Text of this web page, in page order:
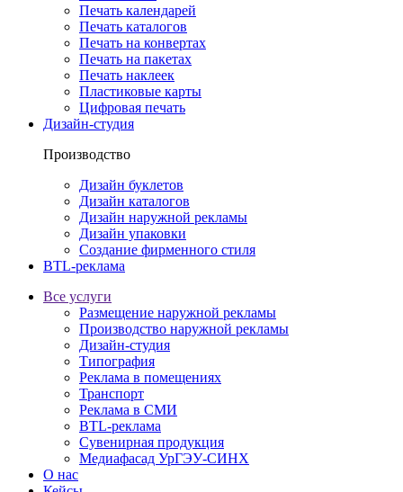
Печать календарей
Печать каталогов
Печать на конвертах
Печать на пакетах
Печать наклеек
Пластиковые карты
Цифровая печать
Дизайн-студия
Производство
Дизайн буклетов
Дизайн каталогов
Дизайн наружной рекламы
Дизайн упаковки
Создание фирменного стиля
BTL-реклама
Все услуги
Размещение наружной рекламы
Производство наружной рекламы
Дизайн-студия
Типография
Реклама в помещениях
Транспорт
Реклама в СМИ
BTL-реклама
Сувенирная продукция
Медиафасад УрГЭУ-СИНХ
О нас